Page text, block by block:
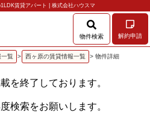
賃貸アパート | 株式会社ハウスマ
物件検索 解約申請
一覧 > 西ヶ原の賃貸情報一覧 > 物件詳細
を終了しております。
検索をお願いします。